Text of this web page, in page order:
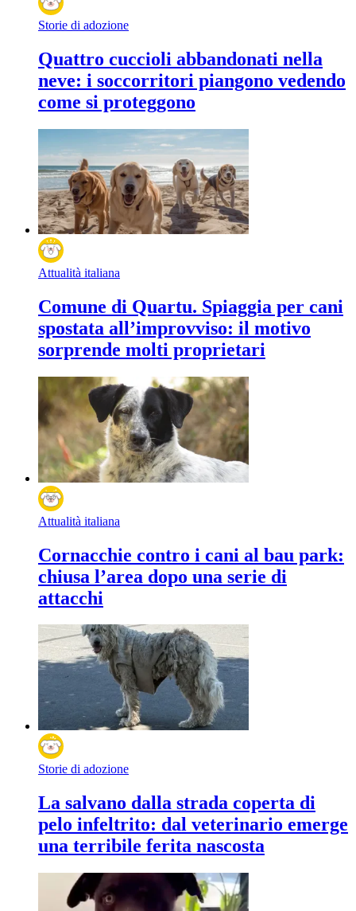
Storie di adozione
Quattro cuccioli abbandonati nella
neve: i soccorritori piangono vedendo
come si proteggono
Attualità italiana
Comune di Quartu. Spiaggia per cani
spostata all’improvviso: il motivo
sorprende molti proprietari
Attualità italiana
Cornacchie contro i cani al bau park:
chiusa l’area dopo una serie di
attacchi
Storie di adozione
La salvano dalla strada coperta di
pelo infeltrito: dal veterinario emerge
una terribile ferita nascosta